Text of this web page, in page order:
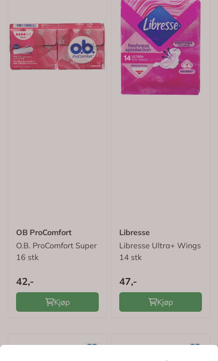
OB ProComfort
O.B. ProComfort Super
16 stk
42,-
Kjøp
Libresse
Libresse Ultra+ Wings
14 stk
47,-
Kjøp